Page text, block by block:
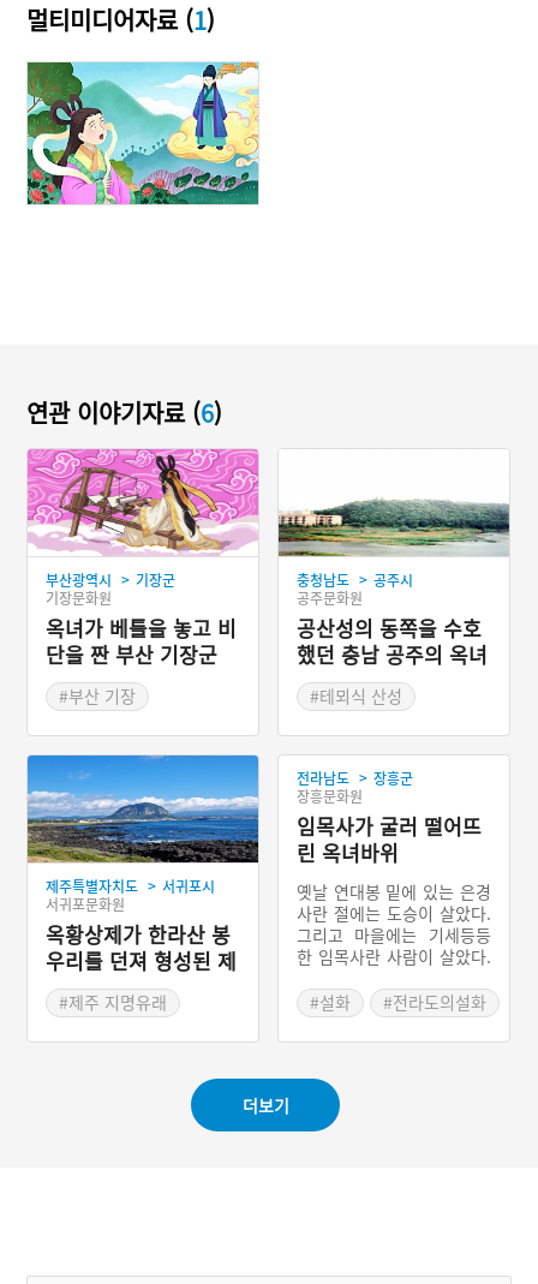
멀티미디어자료 (1)
연관 이야기자료 (6)
부산광역시 > 기장군
기장문화원
옥녀가 베틀을 놓고 비
단을 짠 부산 기장군
#부산 기장
충청남도 > 공주시
공주문화원
공산성의 동쪽을 수호
했던 충남 공주의 옥녀
봉성
#테뫼식 산성
#충청남도 성곽
제주특별자치도 > 서귀포시
서귀포문화원
옥황상제가 한라산 봉
우리를 던져 형성된 제
주도 서귀포시의 산방
산#제주 지명유래
전라남도 > 장흥군
장흥문화원
임목사가 굴러 떨어뜨
린 옥녀바위
옛날 연대봉 밑에 있는 은경
사란 절에는 도승이 살았다.
그리고 마을에는 기세등등
한 임목사란 사람이 살았다.
했으나 임목사가 문전박대
했다. 그래서 도승은 옥녀바
위를 밑으로 굴려버리면 마
것이라고 소문을 퍼트렸다.
욕심 많은 임목사가 하인들
을 시켜 옥녀바위를 굴려버
#설화 #전라도의설화
더보기